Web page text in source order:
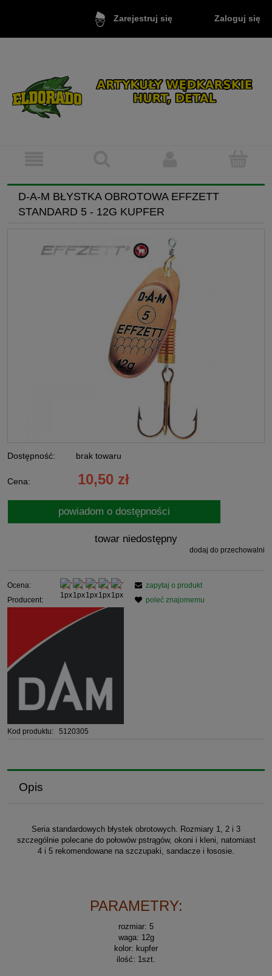
Zarejestruj się Zaloguj się
D-A-M BŁYSTKA OBROTOWA EFFZETT
STANDARD 5 - 12G KUPFER
Dostępność: brak towaru
Cena: 10,50 zł
powiadom o dostępności
towar niedostępny
dodaj do przechowalni
Ocena:
Producent:
Kod produktu: 5120305
zapytaj o produkt
poleć znajomemu
Opis
Seria standardowych błystek obrotowych. Rozmiary 1, 2 i 3
szczególnie polecane do połowów pstrągów, okoni i kleni, natomiast
4 i 5 rekomendowane na szczupaki, sandacze i łososie.
PARAMETRY:
rozmiar: 5
waga: 12g
kolor: kupfer
ilość: 1szt.